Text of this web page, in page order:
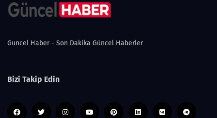
Guncel Haber - Son Dakika Güncel Haberler
Bizi Takip Edin